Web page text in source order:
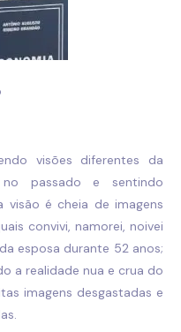
visões diferentes da
passado e sentindo
é cheia de imagens
convivi, namorei, noivei
esposa durante 52 anos;
a realidade nua e crua do
imagens desgastadas e